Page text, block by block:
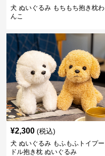
犬 ぬいぐるみ もちもち抱き枕わ
んこ
¥2,300 (税込)
犬 ぬいぐるみ もふもふトイプー
ドル抱き枕 ぬいぐるみ